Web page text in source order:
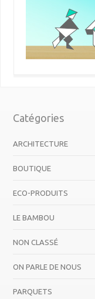
Catégories
ARCHITECTURE
BOUTIQUE
ECO-PRODUITS
LE BAMBOU
NON CLASSÉ
ON PARLE DE NOUS
PARQUETS